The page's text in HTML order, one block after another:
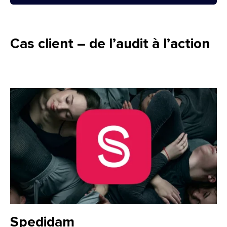
Cas client – de l’audit à l’action
Client :
Spedidam